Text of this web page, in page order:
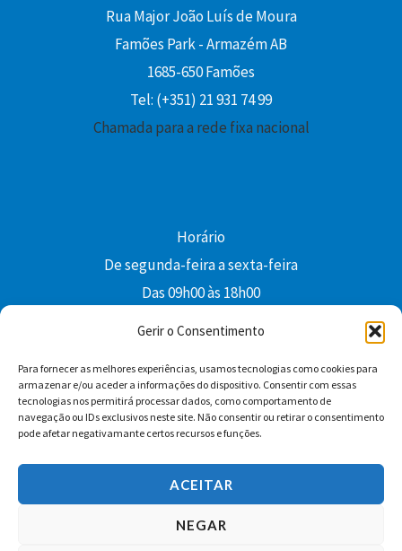
Gerir o Consentimento
Para fornecer as melhores experiências, usamos tecnologias como cookies para
armazenar e/ou aceder a informações do dispositivo. Consentir com essas
tecnologias nos permitirá processar dados, como comportamento de
navegação ou IDs exclusivos neste site. Não consentir ou retirar o consentimento
pode afetar negativamante certos recursos e funções.
ACEITAR
NEGAR
Rua Major João Luís de Moura
Famões Park - Armazém AB
1685-650 Famões
Tel: (+351) 21 931 74 99
Chamada para a rede fixa nacional
Horário
De segunda-feira a sexta-feira
Das 09h00 às 18h00
Facebook YouTube Instagram
Whatsapp
Condições Gerais de Venda